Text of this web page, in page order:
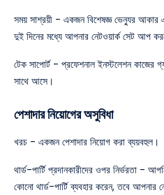
সময় সাশ্রয়ী - একজন বিশেষজ্ঞ ভেন্যুর আকার
দুই দিনের মধ্যে আপনার নেটওয়ার্ক সেট আপ
টেক সাপোর্ট - প্রফেশনাল ইনস্টলেশন কাজের
সাথে আসে।
পেশাদার নিয়োগের অসুবিধা
খরচ - একজন পেশাদার নিয়োগ করা ব্যয়বহুল।
থার্ড-পার্টি প্রদানকারীদের ওপর নির্ভরতা -
কোনো থার্ড-পার্টি ব্যবহার করেন, তবে আপনার